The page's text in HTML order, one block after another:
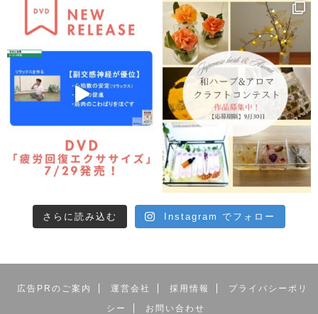
さらに読み込む Instagram でフォロー
広告PRのご案内 運営会社 採用情報
プライバシーポリ
シー
お問い合わせ